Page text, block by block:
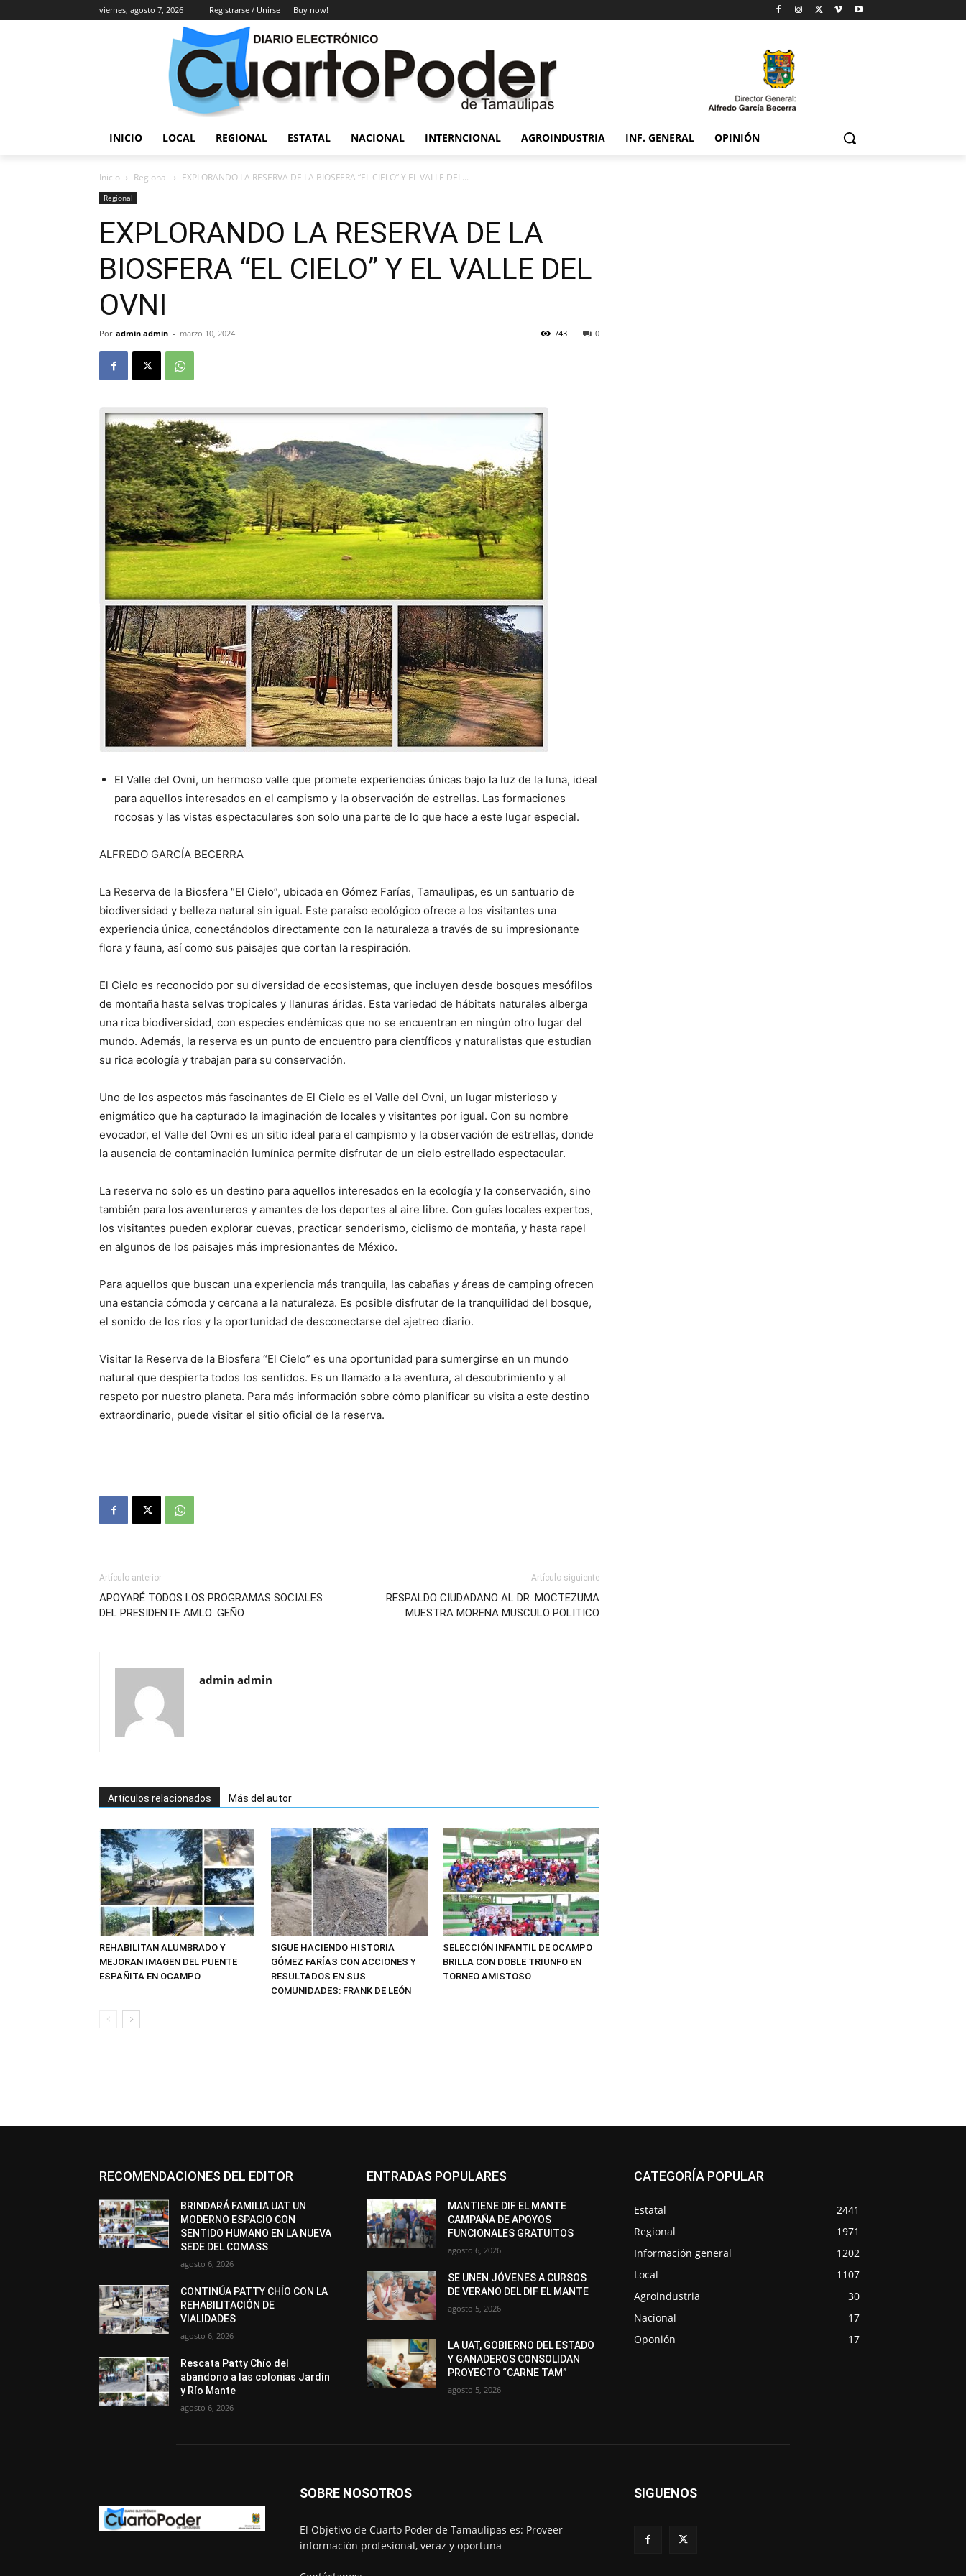
viernes, agosto 7, 2026 Registrarse / Unirse Buy now!
INICIO LOCAL REGIONAL ESTATAL NACIONAL INTERNCIONAL AGROINDUSTRIA INF. GENERAL OPINIÓN
Inicio Regional EXPLORANDO LA RESERVA DE LA BIOSFERA “EL CIELO” Y EL VALLE DEL...
Regional
EXPLORANDO LA RESERVA DE LA
BIOSFERA “EL CIELO” Y EL VALLE DEL
OVNI
Por admin admin - marzo 10, 2024 0
743
El Valle del Ovni, un hermoso valle que promete experiencias únicas bajo la luz de la luna, ideal
para aquellos interesados en el campismo y la observación de estrellas. Las formaciones
rocosas y las vistas espectaculares son solo una parte de lo que hace a este lugar especial.
ALFREDO GARCÍA BECERRA
La Reserva de la Biosfera “El Cielo”, ubicada en Gómez Farías, Tamaulipas, es un santuario de
biodiversidad y belleza natural sin igual. Este paraíso ecológico ofrece a los visitantes una
experiencia única, conectándolos directamente con la naturaleza a través de su impresionante
flora y fauna, así como sus paisajes que cortan la respiración.
El Cielo es reconocido por su diversidad de ecosistemas, que incluyen desde bosques mesófilos
de montaña hasta selvas tropicales y llanuras áridas. Esta variedad de hábitats naturales alberga
una rica biodiversidad, con especies endémicas que no se encuentran en ningún otro lugar del
mundo. Además, la reserva es un punto de encuentro para científicos y naturalistas que estudian
su rica ecología y trabajan para su conservación.
Uno de los aspectos más fascinantes de El Cielo es el Valle del Ovni, un lugar misterioso y
enigmático que ha capturado la imaginación de locales y visitantes por igual. Con su nombre
evocador, el Valle del Ovni es un sitio ideal para el campismo y la observación de estrellas, donde
la ausencia de contaminación lumínica permite disfrutar de un cielo estrellado espectacular.
La reserva no solo es un destino para aquellos interesados en la ecología y la conservación, sino
también para los aventureros y amantes de los deportes al aire libre. Con guías locales expertos,
los visitantes pueden explorar cuevas, practicar senderismo, ciclismo de montaña, y hasta rapel
en algunos de los paisajes más impresionantes de México.
Para aquellos que buscan una experiencia más tranquila, las cabañas y áreas de camping ofrecen
una estancia cómoda y cercana a la naturaleza. Es posible disfrutar de la tranquilidad del bosque,
el sonido de los ríos y la oportunidad de desconectarse del ajetreo diario.
Visitar la Reserva de la Biosfera “El Cielo” es una oportunidad para sumergirse en un mundo
natural que despierta todos los sentidos. Es un llamado a la aventura, al descubrimiento y al
respeto por nuestro planeta. Para más información sobre cómo planificar su visita a este destino
extraordinario, puede visitar el sitio oficial de la reserva.
Artículo anterior
APOYARÉ TODOS LOS PROGRAMAS SOCIALES
DEL PRESIDENTE AMLO: GEÑO
Artículo siguiente
RESPALDO CIUDADANO AL DR. MOCTEZUMA
MUESTRA MORENA MUSCULO POLITICO
admin admin
Artículos relacionados Más del autor
REHABILITAN ALUMBRADO Y
MEJORAN IMAGEN DEL PUENTE
ESPAÑITA EN OCAMPO
SIGUE HACIENDO HISTORIA
GÓMEZ FARÍAS CON ACCIONES Y
RESULTADOS EN SUS
COMUNIDADES: FRANK DE LEÓN
SELECCIÓN INFANTIL DE OCAMPO
BRILLA CON DOBLE TRIUNFO EN
TORNEO AMISTOSO
RECOMENDACIONES DEL EDITOR
BRINDARÁ FAMILIA UAT UN
MODERNO ESPACIO CON
SENTIDO HUMANO EN LA NUEVA
SEDE DEL COMASS
agosto 6, 2026
CONTINÚA PATTY CHÍO CON LA
REHABILITACIÓN DE
VIALIDADES
agosto 6, 2026
Rescata Patty Chío del
abandono a las colonias Jardín
y Río Mante
agosto 6, 2026
ENTRADAS POPULARES
MANTIENE DIF EL MANTE
CAMPAÑA DE APOYOS
FUNCIONALES GRATUITOS
agosto 6, 2026
SE UNEN JÓVENES A CURSOS
DE VERANO DEL DIF EL MANTE
agosto 5, 2026
LA UAT, GOBIERNO DEL ESTADO
Y GANADEROS CONSOLIDAN
PROYECTO “CARNE TAM”
agosto 5, 2026
CATEGORÍA POPULAR
Estatal
2441
Regional
1971
Información general
1202
Local
1107
Agroindustria
30
Nacional
17
Oponión
17
SOBRE NOSOTROS
El Objetivo de Cuarto Poder de Tamaulipas es: Proveer
información profesional, veraz y oportuna
SIGUENOS